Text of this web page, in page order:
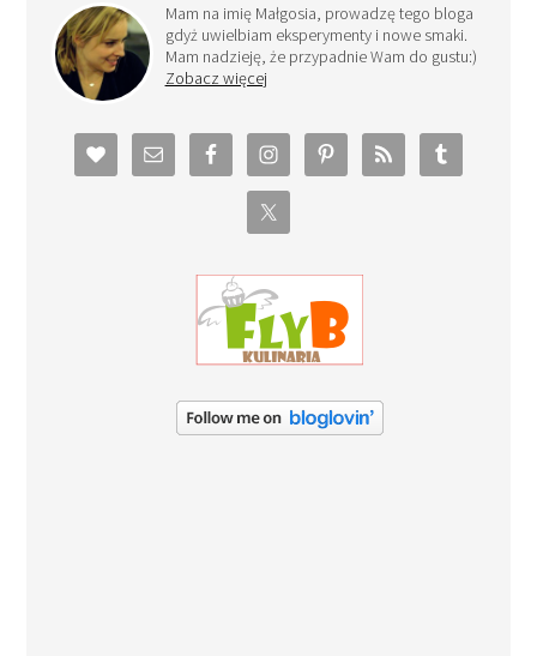
Mam na imię Małgosia, prowadzę tego bloga
gdyż uwielbiam eksperymenty i nowe smaki.
Mam nadzieję, że przypadnie Wam do gustu:)
Zobacz więcej